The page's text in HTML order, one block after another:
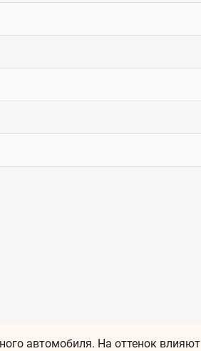
автомобиля. На оттенок влияют